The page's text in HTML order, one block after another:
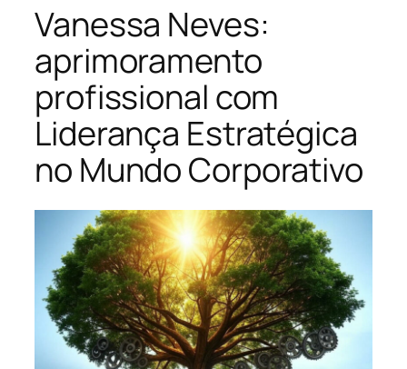
Vanessa Neves:
aprimoramento
profissional com
Liderança Estratégica
no Mundo Corporativo